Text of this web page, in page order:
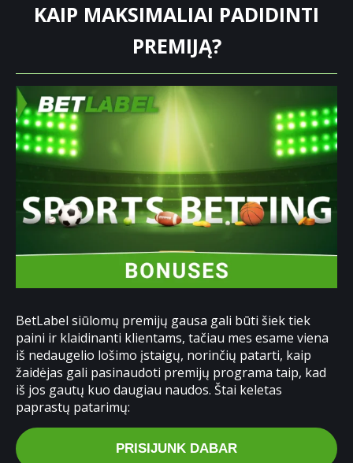
KAIP MAKSIMALIAI PADIDINTI
PREMIJĄ?
BetLabel siūlomų premijų gausa gali būti šiek tiek
paini ir klaidinanti klientams, tačiau mes esame viena
iš nedaugelio lošimo įstaigų, norinčių patarti, kaip
žaidėjas gali pasinaudoti premijų programa taip, kad
iš jos gautų kuo daugiau naudos. Štai keletas
paprastų patarimų:
PRISIJUNK DABAR